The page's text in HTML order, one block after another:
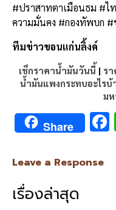
#ปราสาทตาเมือนธม #ไ
ความมั่นคง #กองทัพบก
ทีมข่าวขอนแก่นลิ้งค์
เช็กราคาน้ำมันวันนี้ | ร
น้ำมันแพงกระทบอะไรบ้
ม
Share
Leave a Response
เรื่องล่าสุด